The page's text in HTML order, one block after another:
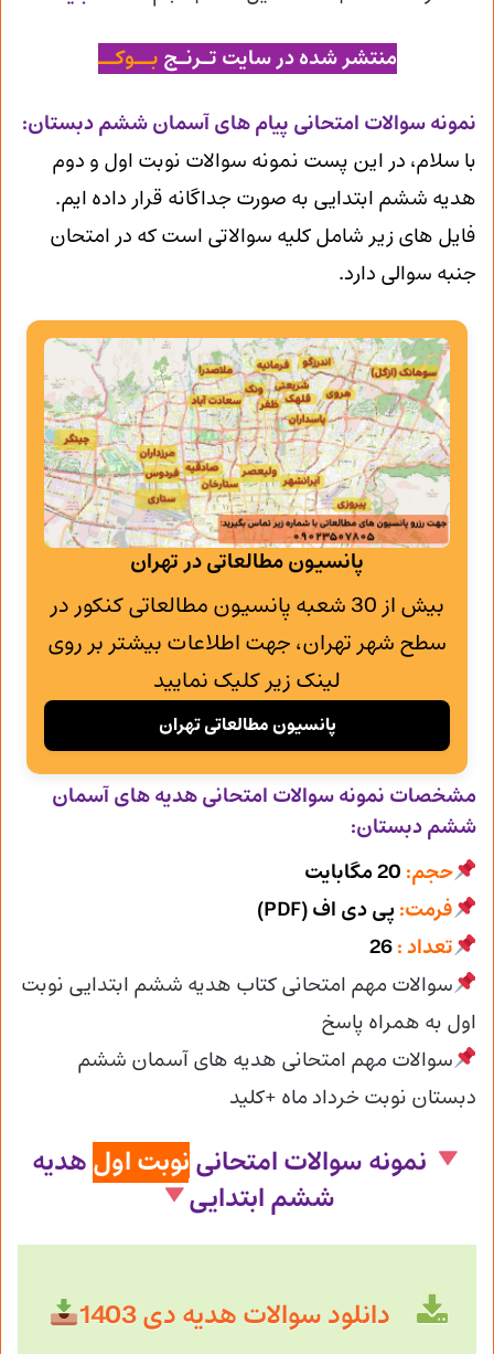
منتشر شده در سایت تـرنـج بــوکــ
نمونه سوالات امتحانی پیام های آسمان ششم دبستان:
با سلام، در این پست نمونه سوالات نوبت اول و دوم
هدیه ششم ابتدایی به صورت جداگانه قرار داده ایم.
فایل های زیر شامل کلیه سوالاتی است که در امتحان
جنبه سوالی دارد.
پانسیون مطالعاتی در تهران
بیش از 30 شعبه پانسیون مطالعاتی کنکور در
سطح شهر تهران، جهت اطلاعات بیشتر بر روی
لینک زیر کلیک نمایید
پانسیون مطالعاتی تهران
مشخصات نمونه سوالات امتحانیهدیه های آسمان
ششم دبستان:
حجم: 20 مگابایت
فرمت: پی دی اف (PDF)
تعداد :26
سوالات مهم امتحانی کتاب هدیه ششم ابتدایی نوبت
اول به همراه پاسخ
سوالات مهم امتحانی هدیه های آسمان ششم
دبستان نوبت خرداد ماه +کلید
نمونه سوالات امتحانینوبت اولهدیه
ششم ابتدایی
دانلود سوالات هدیه دی 1403